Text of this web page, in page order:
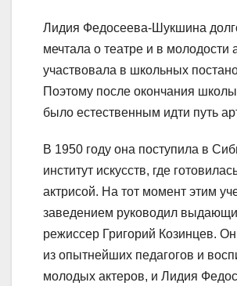
Лидия Федосеева-Шукшина
мечтала о театре и в молодости
участвовала в школьных
Поэтому после окончания
было естественным идти путь
В 1950 году она поступила в
институт искусств, где
актрисой. На тот момент этим
заведением руководил
режиссер Григорий Козинцев.
из опытнейших педагогов и
молодых актеров, и Лидия